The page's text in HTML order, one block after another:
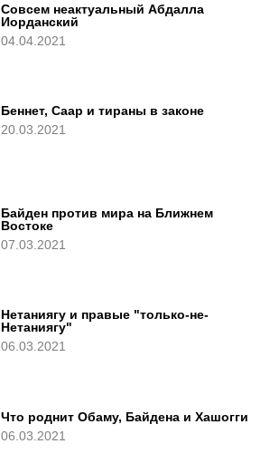
Совсем неактуальный Абдалла
Иорданский
04.04.2021
Беннет, Саар и тираны в законе
20.03.2021
Байден против мира на Ближнем
Востоке
07.03.2021
Нетаниягу и правые "только-не-
Нетаниягу"
06.03.2021
Что роднит Обаму, Байдена и Хашогги
06.03.2021